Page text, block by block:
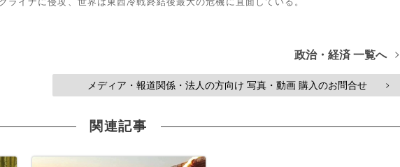
政治・経済 一覧へ >
メディア・報道関係・法人の方向け 写真・動画 購入のお問合せ >
関連記事